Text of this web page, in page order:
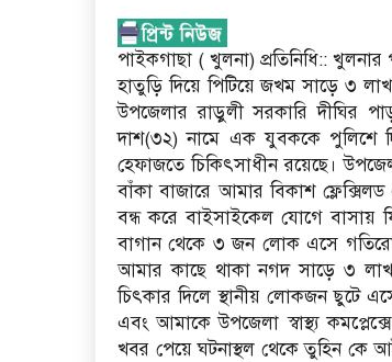
পাইকগাছা ( খুলনা) প্রতিনিধি::
হাতুড়ি দিয়ে পিটিয়ে জখম সাড়ে ৩
উপজেলার রাড়ুলী সরকারি দীঘির
দাশ(৩২) নামে এক যুবককে পুলিশে
হেফাজতে চিকিৎসাধীন রয়েছে।
বাঁকা বাজারে আমার বিকাশ
বন্ধ করে বাইসাইকেল যোগে বাসায়
বাগান থেকে ৩ জন লোক এসে
আমার কাছে থাকা নগদ সাড়ে ৩ লাখ
চিৎকার দিলে স্থানীয় লোকজন ছুটে
এবং আমাকে উপজেলা স্বাস্থ্য
খবর পেয়ে ঘটনাস্থল থেকে তুহিন কে